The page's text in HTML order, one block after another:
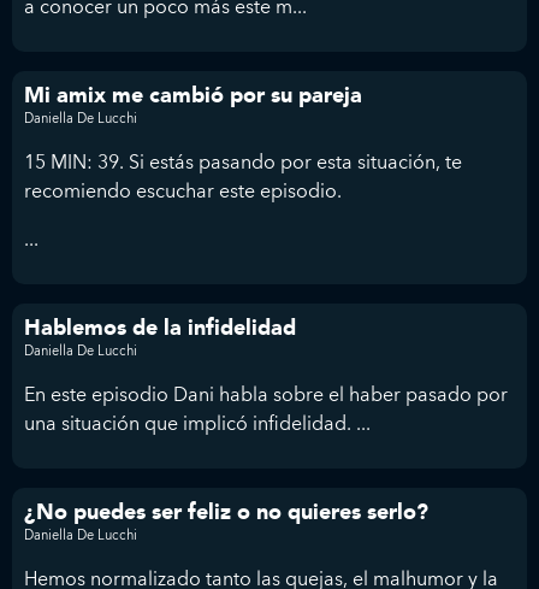
a conocer un poco más este m...
Mi amix me cambió por su pareja
Daniella De Lucchi
15 MIN: 39. Si estás pasando por esta situación, te
recomiendo escuchar este episodio.
...
Hablemos de la infidelidad
Daniella De Lucchi
En este episodio Dani habla sobre el haber pasado por
una situación que implicó infidelidad. ...
¿No puedes ser feliz o no quieres serlo?
Daniella De Lucchi
Hemos normalizado tanto las quejas, el malhumor y la